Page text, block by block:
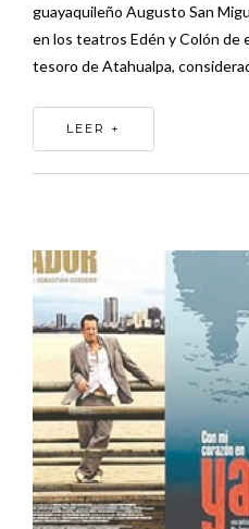
guayaquileño Augusto San
en los teatros Edén y Colón de
tesoro de Atahualpa,
LEER +